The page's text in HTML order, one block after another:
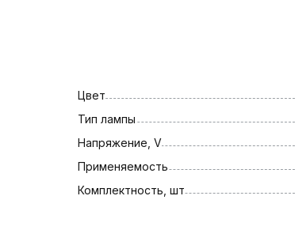
Цвет
Тип лампы
Напряжение, V
Применяемость
Комплектность, шт